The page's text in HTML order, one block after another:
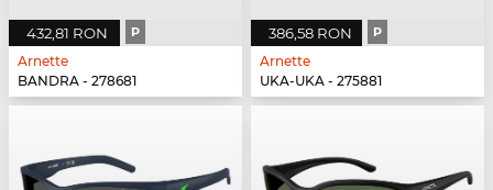
432,81 RON P
Arnette
BANDRA - 278681
386,58 RON P
Arnette
UKA-UKA - 275881